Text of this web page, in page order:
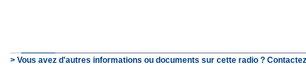
> Vous avez d'autres informations ou documents sur cette radio ?